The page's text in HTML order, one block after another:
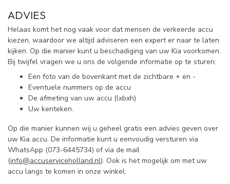
ADVIES
Helaas komt het nog vaak voor dat mensen de verkeerde accu
kiezen, waardoor we altijd adviseren een expert er naar te laten
kijken. Op die manier kunt u beschadiging van uw Kia voorkomen.
Bij twijfel vragen we u ons de volgende informatie op te sturen:
Een foto van de bovenkant met de zichtbare + en -
Eventuele nummers op de accu
De afmeting van uw accu (lxbxh)
Uw kenteken.
Op die manier kunnen wij u geheel gratis een advies geven over
uw Kia accu. De informatie kunt u eenvoudig versturen via
WhatsApp (073-6445734) of via de mail
(info@accuserviceholland.nl). Ook is het mogelijk om met uw
accu langs te komen in onze winkel.